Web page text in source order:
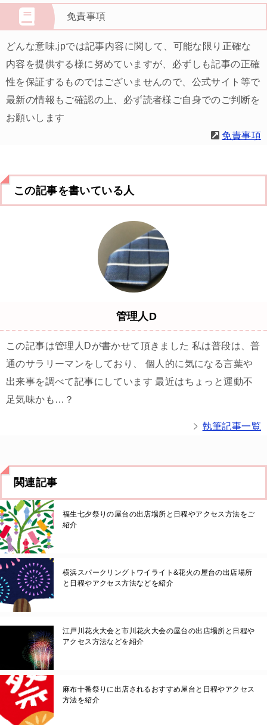
免責事項
どんな意味.jpでは記事内容に関して、可能な限り正確な
内容を提供する様に努めていますが、必ずしも記事の正確
性を保証するものではございませんので、公式サイト等で
最新の情報もご確認の上、必ず読者様ご自身でのご判断を
お願いします
免責事項
この記事を書いている人
管理人D
この記事は管理人Dが書かせて頂きました 私は普段は、普
通のサラリーマンをしており、 個人的に気になる言葉や
出来事を調べて記事にしています 最近はちょっと運動不
足気味かも…？
執筆記事一覧
関連記事
福生七夕祭りの屋台の出店場所と日程やアクセス方法をご
紹介
横浜スパークリングトワイライト&花火の屋台の出店場所
と日程やアクセス方法などを紹介
江戸川花火大会と市川花火大会の屋台の出店場所と日程や
アクセス方法などを紹介
麻布十番祭りに出店されるおすすめ屋台と日程やアクセス
方法を紹介